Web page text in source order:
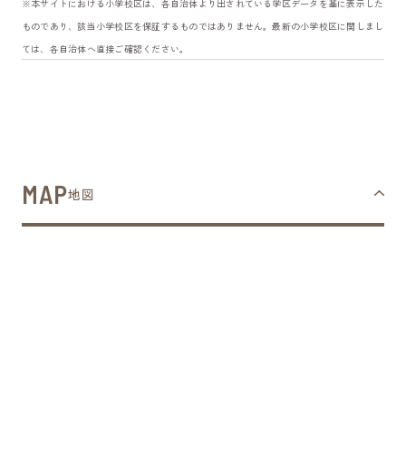
※本サイトにおける小学校区は、各自治体より出されている学区データを基に表示した
ものであり、該当小学校区を保証するものではありません。最新の小学校区に関しまし
ては、各自治体へ直接ご確認ください。
MAP地図